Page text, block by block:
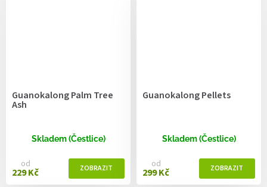
Guanokalong Palm Tree
Ash
Skladem (Čestlice)
od
229 Kč
Guanokalong Pellets
Skladem (Čestlice)
od
299 Kč